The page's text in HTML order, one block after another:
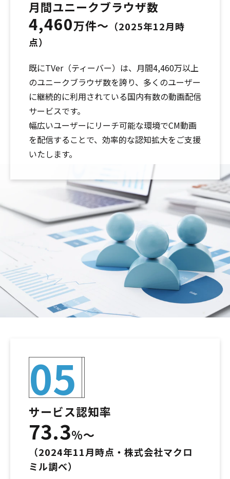
月間ユニークブラウザ数
4,460万件～ （2025年12月時
点）
既にTVer（ティーバー）は、月間4,460万以上
のユニークブラウザ数を誇り、多くのユーザー
に継続的に利用されている国内有数の動画配信
サービスです。
幅広いユーザーにリーチ可能な環境でCM動画
を配信することで、効率的な認知拡大をご支援
いたします。
05
サービス認知率
73.3%～
（2024年11月時点・株式会社マクロ
ミル調べ）